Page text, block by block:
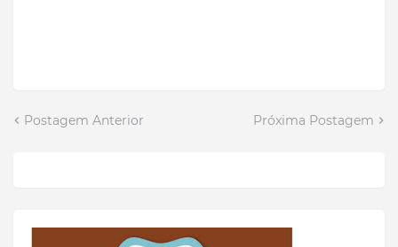
Postagem Anterior Próxima Postagem